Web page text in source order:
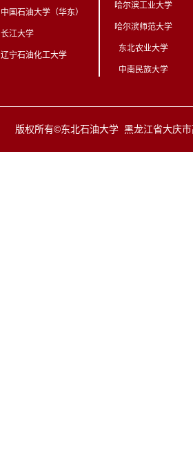
中国石油大学（华东）
长江大学
辽宁石油化工大学
哈尔滨工业大学
哈尔滨师范大学
东北农业大学
中南民族大学
版权所有©东北石油大学 黑龙江省大庆